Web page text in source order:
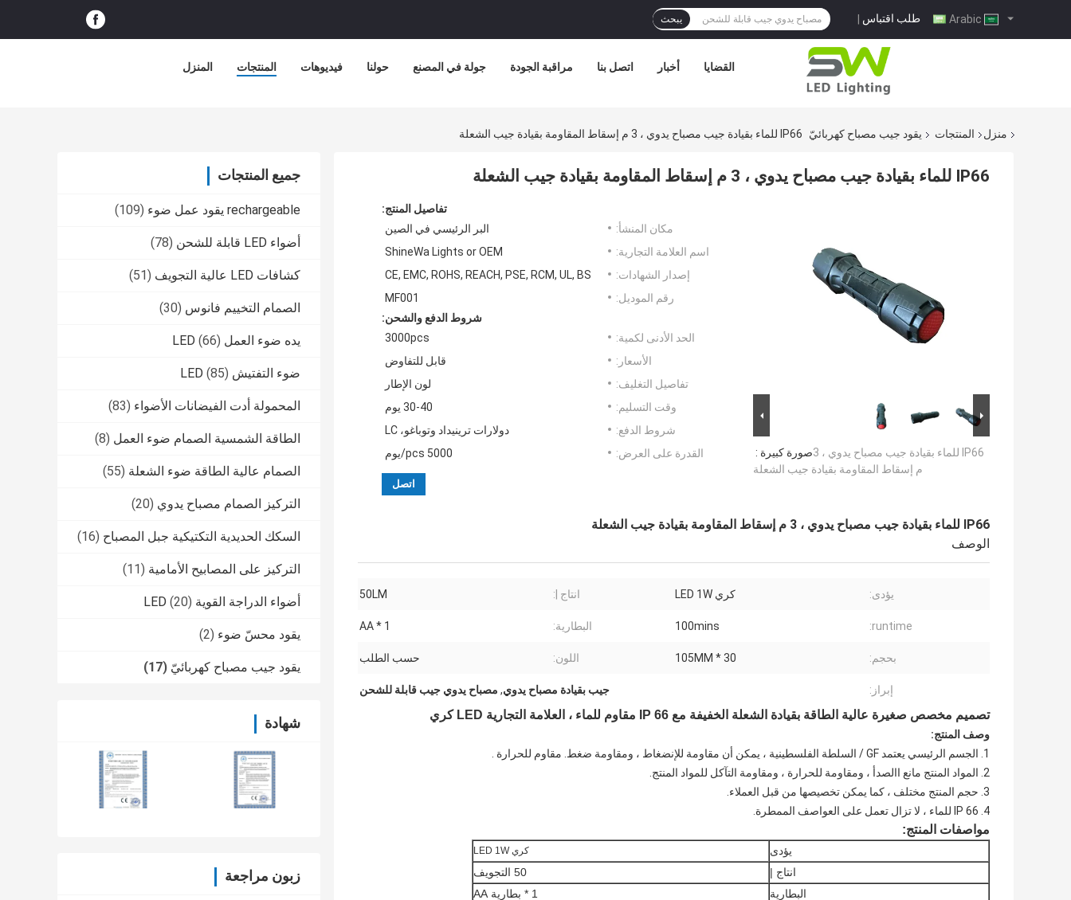
طلب اقتباس | يبحث
المنزل المنتجات فيديوهات حولنا جولة في المصنع مراقبة الجودة اتصل بنا أخبار القضايا
منزل المنتجات يقود جيب مصباح كهربائيّ IP66 للماء بقيادة جيب مصباح يدوي ، 3 م إسقاط المقاومة بقيادة جيب الشعلة
جميع المنتجات
rechargeable يقود عمل ضوء (109)
أضواء LED قابلة للشحن (78)
كشافات LED عالية التجويف (51)
الصمام التخييم فانوس (30)
يده ضوء العمل LED (66)
ضوء التفتيش LED (85)
المحمولة أدت الفيضانات الأضواء (83)
الطاقة الشمسية الصمام ضوء العمل (8)
الصمام عالية الطاقة ضوء الشعلة (55)
التركيز الصمام مصباح يدوي (20)
السكك الحديدية التكتيكية جبل المصباح (16)
التركيز على المصابيح الأمامية (11)
أضواء الدراجة القوية LED (20)
يقود محسّ ضوء (2)
يقود جيب مصباح كهربائيّ (17)
شهادة
زبون مراجعة
IP66 للماء بقيادة جيب مصباح يدوي ، 3 م إسقاط المقاومة بقيادة جيب الشعلة
صورة كبيرة :IP66 للماء بقيادة جيب مصباح يدوي ، 3
م إسقاط المقاومة بقيادة جيب الشعلة
تفاصيل المنتج:
مكان المنشأ:
البر الرئيسي في الصين
اسم العلامة التجارية:
ShineWa Lights or OEM
إصدار الشهادات:
CE, EMC, ROHS, REACH, PSE, RCM, UL, BS
رقم الموديل:
MF001
شروط الدفع والشحن:
الحد الأدنى لكمية:
3000pcs
الأسعار:
قابل للتفاوض
تفاصيل التغليف:
لون الإطار
وقت التسليم:
30-40 يوم
شروط الدفع:
دولارات ترينيداد وتوباغو، LC
القدرة على العرض:
5000 pcs/يوم
اتصل
IP66 للماء بقيادة جيب مصباح يدوي ، 3 م إسقاط المقاومة بقيادة جيب الشعلة
الوصف
يؤدى: كري LED 1W انتاج |: 50LM
runtime:
100mins البطارية: 1 * AA
بحجم: 30 * 105MM اللون: حسب الطلب
إبراز: جيب بقيادة مصباح يدوي, مصباح يدوي جيب قابلة للشحن
تصميم مخصص صغيرة عالية الطاقة بقيادة الشعلة الخفيفة مع IP 66 مقاوم للماء ، العلامة التجارية LED كري
وصف المنتج:
1. الجسم الرئيسي يعتمد GF / السلطة الفلسطينية ، يمكن أن مقاومة للإنضغاط ، ومقاومة ضغط. مقاوم للحرارة .
2. المواد المنتج مانع االصدأ ، ومقاومة للحرارة ، ومقاومة التآكل للمواد المنتج.
3. حجم المنتج مختلف ، كما يمكن تخصيصها من قبل العملاء.
4. IP 66 للماء ، لا تزال تعمل على العواصف الممطرة.
مواصفات المنتج:
يؤدى كري LED 1W
انتاج |
50 التجويف
البطارية
1 * بطارية AA